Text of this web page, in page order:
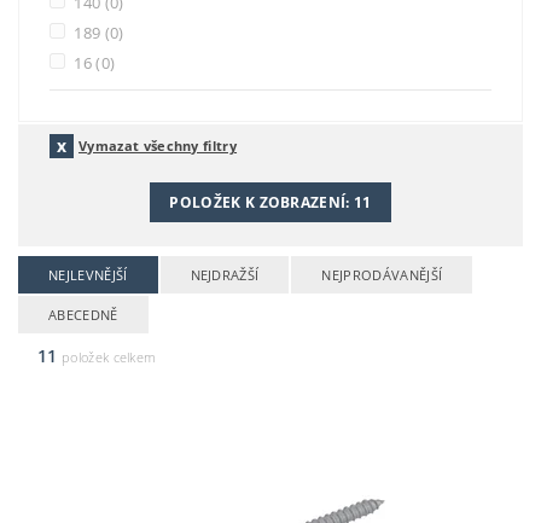
189 (0)
16(0)
Vymazat všechny filtry
POLOŽEK K ZOBRAZENÍ: 11
NEJLEVNĚJŠÍ NEJDRAŽŠÍ NEJPRODÁVANĚJŠÍ
ABECEDNĚ
11 položek celkem